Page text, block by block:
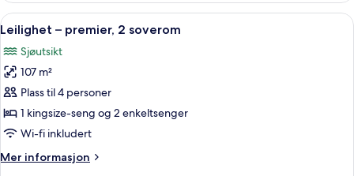
premier,
1
soverom
Åpne
alle
bildene
av
Leilighet
–
premier,
soverom
Sengetøy av topp kvalitet,
8
Leilighet – premier, 2 soverom
Sjøutsikt
107 m²
Plass til 4 personer
1 kingsize-seng og 2 enkeltsenger
Wi-fi inkludert
Mer informasjon
Mer